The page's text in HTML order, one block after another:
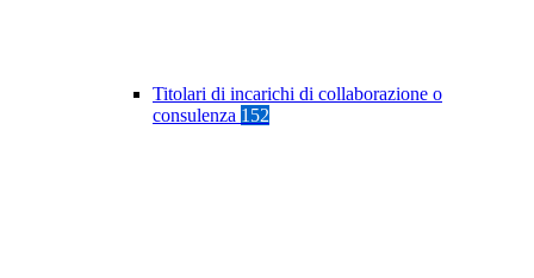
Titolari di incarichi di collaborazione o
consulenza 152